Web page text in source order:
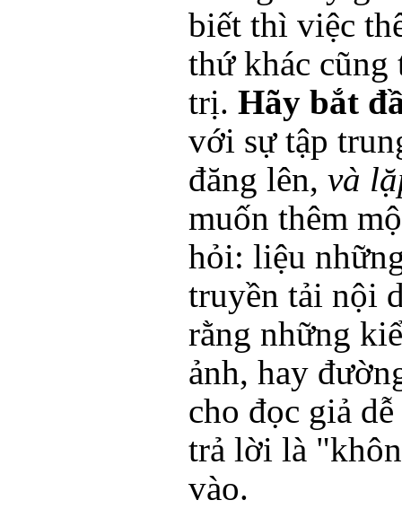
biết thì việc
thứ khác cũng
trị. Hãy bắt
với sự tập
đăng lên, và
muốn thêm
hỏi: liệu
truyền tải nội
rằng những
ảnh, hay
cho đọc giả
trả lời là
vào.